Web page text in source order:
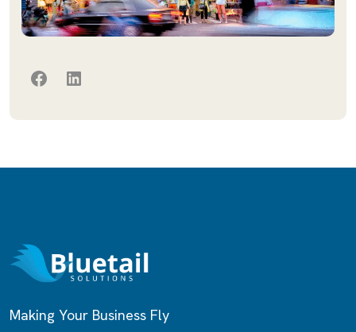
Facebook
LinkedIn
Making Your Business Fly